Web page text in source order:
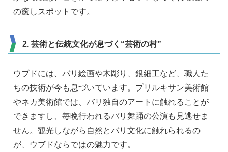
の癒しスポットです。
2. 芸術と伝統文化が息づく“芸術の村”
ウブドには、バリ絵画や木彫り、銀細工など、職人た
ちの技術が今も息づいています。プリルキサン美術館
やネカ美術館では、バリ独自のアートに触れることが
できますし、毎晩行われるバリ舞踊の公演も見逃せま
せん。観光しながら自然とバリ文化に触れられるの
が、ウブドならではの魅力です。